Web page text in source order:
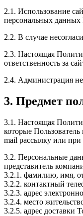
2.1. Использование
персональных данных
2.2. В случае
2.3. Настоящая
ответственность за
2.4. Администрация
3. Предмет
3.1. Настоящая
которые
mail рассылку или при
3.2. Персональные
представитель
3.2.1. фамилию, имя,
3.2.2. контактный
3.2.3. адрес
3.2.4. место
3.2.5. адрес доставки